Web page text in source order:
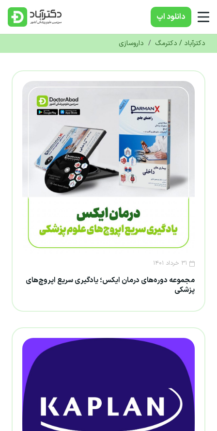
دانلود‌ اپ
دکترآباد / دکترمگ / داروسازی
۳۱ خرداد ۱۴۰۱
مجموعه دوره‌های درمان ایکس؛ یادگیری سریع اپروچ‌های
پزشکی